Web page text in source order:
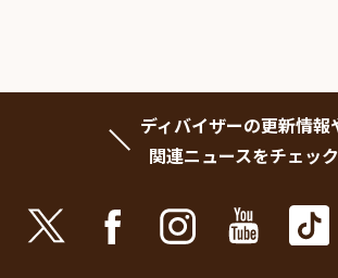
ディバイザーの更新情報
関連ニュースをチェック